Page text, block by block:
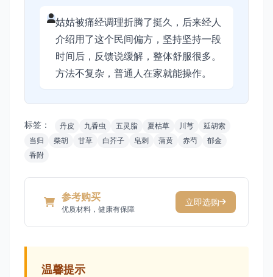
姑姑被痛经调理折腾了挺久，后来经人
介绍用了这个民间偏方，坚持坚持一段
时间后，反馈说缓解，整体舒服很多。
方法不复杂，普通人在家就能操作。
标签： 丹皮 九香虫 五灵脂 夏枯草 川芎
延胡索
当归
柴胡 甘草 白芥子 皂刺 蒲黄 赤芍
郁金
香附
参考购买
优质材料，健康有保障
立即选购
温馨提示